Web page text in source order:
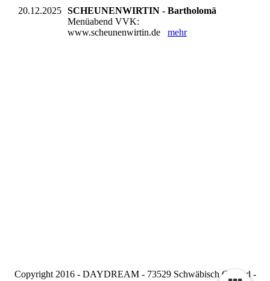
20.12.2025 SCHEUNENWIRTIN - Bartholomä
Menüabend VVK:
www.scheunenwirtin.de mehr
Copyright 2016 - DAYDREAM - 73529 Schwäbisch Gmünd -